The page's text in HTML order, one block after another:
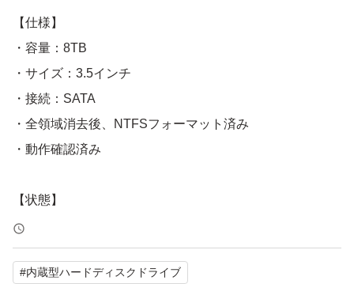
【仕様】
・容量：8TB
・サイズ：3.5インチ
・接続：SATA
・全領域消去後、NTFSフォーマット済み
・動作確認済み
【状態】
※発送前の最終確認時点では、
CrystalDiskInfoにて正常表示を確認しております。
詳細は掲載画像をご確認ください。
#内蔵型ハードディスクドライブ